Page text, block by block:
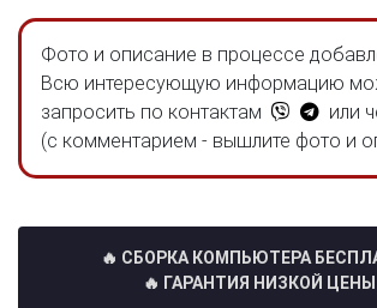
Фото и описание в процессе
Всю интересующую информацию
запросить по контактам
или
(с комментарием - вышлите фото и
🔥 СБОРКА КОМПЬЮТЕРА
🔥 ГАРАНТИЯ НИЗКОЙ ЦЕНЫ